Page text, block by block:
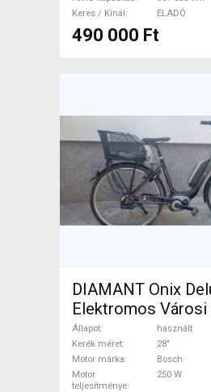
Keres / Kínál
ELADÓ
490 000 Ft
DIAMANT Onix
Elektromos
használt ELADÓ
Állapot
használt
Kerék méret
28"
Motor márka
Bosch
Motor
teljesítménye
250 W